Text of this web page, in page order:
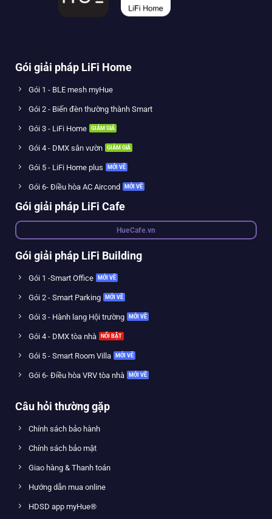
Gói giải pháp LiFi Home
Gói 1 - BLE mesh myHue
Gói 2 - Biến đèn thường thành Smart
Gói 3 - LiFi Home
Gói 4 - DMX sân vườn
Gói 5 - LiFi Home plus
Gói 6- Điều hòa AC Aircond
Gói giải pháp LiFi Cafe
HueCafe.vn
Gói giải pháp LiFi Building
Gói 1 -Smart Office
Gói 2 - Smart Parking
Gói 3 - Hành lang Hội trường
Gói 4 - DMX tòa nhà
Gói 5 - Smart Room Villa
Gói 6- Điều hòa VRV tòa nhà
Câu hỏi thường gặp
Chính sách bảo hành
Chính sách bảo mật
Giao hàng & Thanh toán
Hướng dẫn mua online
HDSD app myHue®